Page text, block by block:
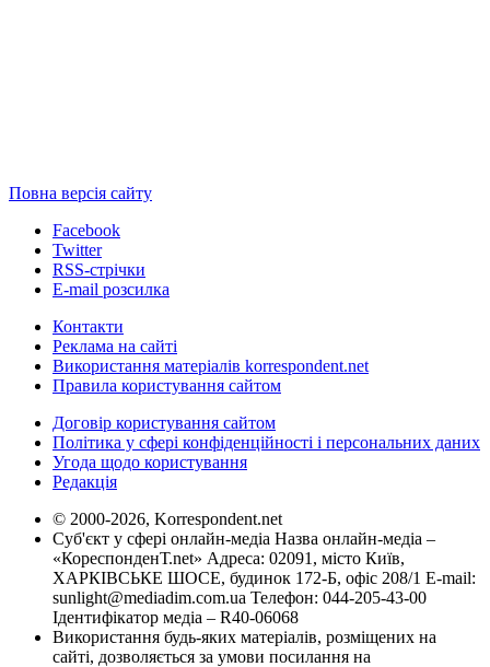
Повна версія сайту
Facebook
Twitter
RSS-стрічки
E-mail розсилка
Контакти
Реклама на сайті
Використання матеріалів korrespondent.net
Правила користування сайтом
Договір користування сайтом
Політика у сфері конфіденційності і персональних даних
Угода щодо користування
Редакція
© 2000-2026, Korrespondent.net
Суб'єкт у сфері онлайн-медіа Назва онлайн-медіа –
«КореспонденТ.net» Адреса: 02091, місто Київ,
ХАРКІВСЬКЕ ШОСЕ, будинок 172-Б, офіс 208/1 E-mail:
sunlight@mediadim.com.ua Телефон: 044-205-43-00
Ідентифікатор медіа – R40-06068
Використання будь-яких матеріалів, розміщених на
сайті, дозволяється за умови посилання на